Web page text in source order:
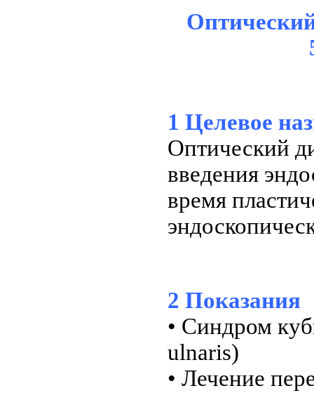
1 Целевое
Оптический
введения
время
2 Показания
• Синдром
ulnaris)
• Лечение